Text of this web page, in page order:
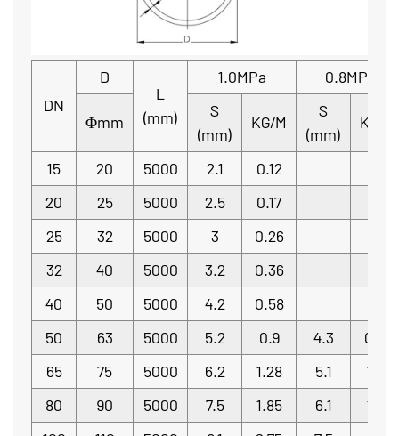
DN
D
L
(mm)
1.0MPa 0.8MPa
Φmm
S
(mm)
KG/M
S
(mm)
KG/M
15 20 5000 2.1
0.12
20
25 5000 2.5
0.17
25
32 5000 3
0.26
32
40 5000 3.2
0.36
40
50 5000 4.2
0.58
50
63 5000 5.2 0.9 4.3
0.76
65
75 5000 6.2 1.28 5.1
107
80
90 5000 7.5 1.85 6.1
153